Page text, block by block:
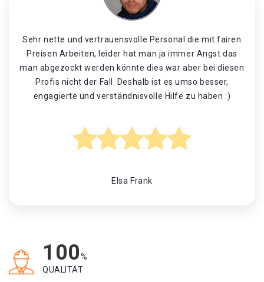
Sehr nette und vertrauensvolle Personal die mit fairen
Preisen Arbeiten, leider hat man ja immer Angst das
man abgezockt werden könnte dies war aber bei diesen
Profis nicht der Fall. Deshalb ist es umso besser,
engagierte und verständnisvolle Hilfe zu haben :)
Elsa Frank
100%
QUALITÄT